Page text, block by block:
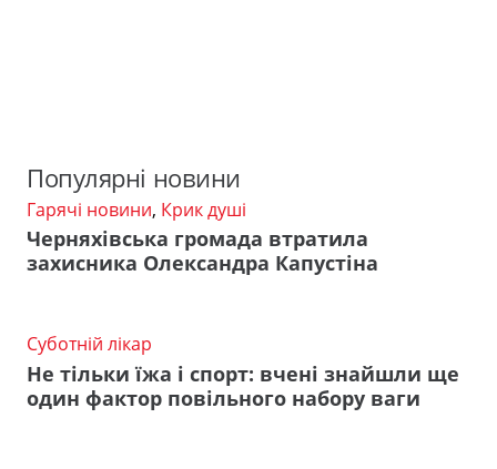
Популярні новини
Гарячі новини, Крик душі
Черняхівська громада втратила
захисника Олександра Капустіна
Суботній лікар
Не тільки їжа і спорт: вчені знайшли ще
один фактор повільного набору ваги